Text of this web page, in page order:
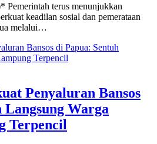
Pemerintah terus menunjukkan
keadilan sosial dan pemerataan
melalui…
Penyaluran Bansos
Langsung Warga
Terpencil